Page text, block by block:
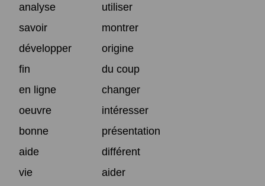
analyse
utiliser
savoir
montrer
développer
origine
fin
du coup
en ligne
changer
oeuvre
intéresser
bonne
présentation
aide
différent
vie
aider